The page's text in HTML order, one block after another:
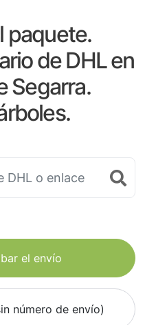
paquete.
de DHL en
Segarra.
el envío
número de envío)